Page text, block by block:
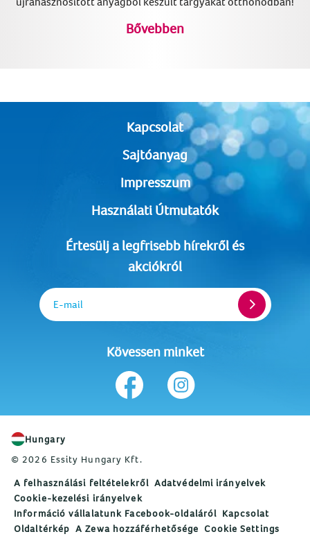
Bővebben
Kapcsolat
Sajtóanyag
Impresszum
Használati Útmutatók
Értesülj a legfrisebb hírekről és
akciókról
E-mail
Kövessen minket
Hungary
© 2026 Essity Hungary Kft.
A felhasználási feltételekről Adatvédelmi irányelvek
Cookie-kezelési irányelvek
Információ vállalatunk Facebook-oldaláról Kapcsolat
Oldaltérkép A Zewa hozzáférhetősége Cookie Settings